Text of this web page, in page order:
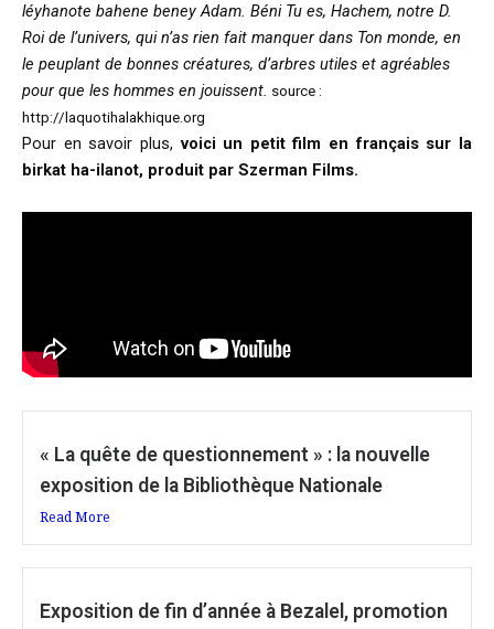
léyhanote bahene beney Adam. Béni Tu es, Hachem, notre D.
Roi de l’univers, qui n’as rien fait manquer dans Ton monde, en
le peuplant de bonnes créatures, d’arbres utiles et agréables
pour que les hommes en jouissent. source :
http://laquotihalakhique.org
Pour en savoir plus, voici un petit film en français sur la
birkat ha-ilanot, produit par Szerman Films.
« La quête de questionnement » : la nouvelle
exposition de la Bibliothèque Nationale
Read More
Exposition de fin d’année à Bezalel, promotion